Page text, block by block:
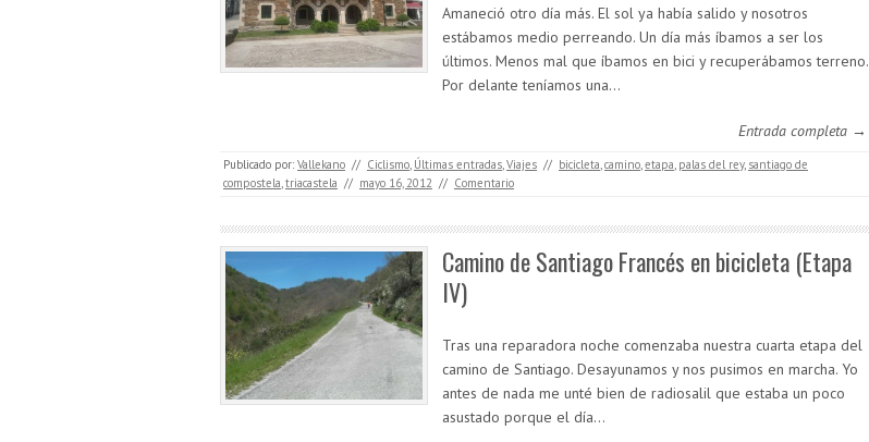
Amaneció otro día más. El sol ya había salido y nosotros
estábamos medio perreando. Un día más íbamos a ser los
últimos. Menos mal que íbamos en bici y recuperábamos terreno.
Por delante teníamos una…
Entrada completa →
Publicado por: Vallekano // Ciclismo, Últimas entradas,Viajes // bicicleta,camino,etapa, palas del rey, santiago de
compostela,triacastela // mayo 16, 2012 // Comentario
Camino de Santiago Francés en bicicleta (Etapa
IV)
Tras una reparadora noche comenzaba nuestra cuarta etapa del
camino de Santiago. Desayunamos y nos pusimos en marcha. Yo
antes de nada me unté bien de radiosalil que estaba un poco
asustado porque el día…